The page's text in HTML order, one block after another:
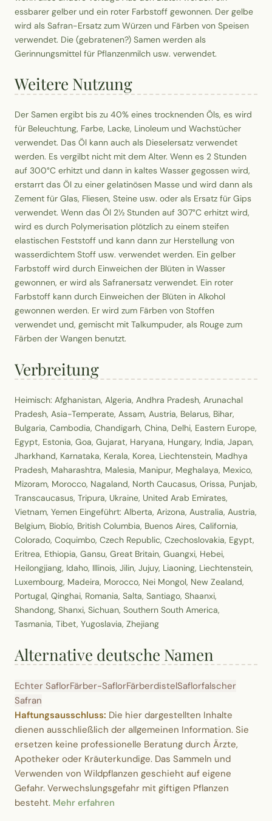
essbarer gelber und ein roter Farbstoff gewonnen. Der gelbe
wird als Safran-Ersatz zum Würzen und Färben von Speisen
verwendet. Die (gebratenen?) Samen werden als
Gerinnungsmittel für Pflanzenmilch usw. verwendet.
Weitere Nutzung
Der Samen ergibt bis zu 40% eines trocknenden Öls, es wird
für Beleuchtung, Farbe, Lacke, Linoleum und Wachstücher
verwendet. Das Öl kann auch als Dieselersatz verwendet
werden. Es vergilbt nicht mit dem Alter. Wenn es 2 Stunden
auf 300°C erhitzt und dann in kaltes Wasser gegossen wird,
erstarrt das Öl zu einer gelatinösen Masse und wird dann als
Zement für Glas, Fliesen, Steine usw. oder als Ersatz für Gips
verwendet. Wenn das Öl 2½ Stunden auf 307°C erhitzt wird,
wird es durch Polymerisation plötzlich zu einem steifen
elastischen Feststoff und kann dann zur Herstellung von
wasserdichtem Stoff usw. verwendet werden. Ein gelber
Farbstoff wird durch Einweichen der Blüten in Wasser
gewonnen, er wird als Safranersatz verwendet. Ein roter
Farbstoff kann durch Einweichen der Blüten in Alkohol
gewonnen werden. Er wird zum Färben von Stoffen
verwendet und, gemischt mit Talkumpuder, als Rouge zum
Färben der Wangen benutzt.
Verbreitung
Heimisch: Afghanistan, Algeria, Andhra Pradesh, Arunachal
Pradesh, Asia-Temperate, Assam, Austria, Belarus, Bihar,
Bulgaria, Cambodia, Chandigarh, China, Delhi, Eastern Europe,
Egypt, Estonia, Goa, Gujarat, Haryana, Hungary, India, Japan,
Jharkhand, Karnataka, Kerala, Korea, Liechtenstein, Madhya
Pradesh, Maharashtra, Malesia, Manipur, Meghalaya, Mexico,
Mizoram, Morocco, Nagaland, North Caucasus, Orissa, Punjab,
Transcaucasus, Tripura, Ukraine, United Arab Emirates,
Vietnam, Yemen Eingeführt: Alberta, Arizona, Australia, Austria,
Belgium, Biobío, British Columbia, Buenos Aires, California,
Colorado, Coquimbo, Czech Republic, Czechoslovakia, Egypt,
Eritrea, Ethiopia, Gansu, Great Britain, Guangxi, Hebei,
Heilongjiang, Idaho, Illinois, Jilin, Jujuy, Liaoning, Liechtenstein,
Luxembourg, Madeira, Morocco, Nei Mongol, New Zealand,
Portugal, Qinghai, Romania, Salta, Santiago, Shaanxi,
Shandong, Shanxi, Sichuan, Southern South America,
Tasmania, Tibet, Yugoslavia, Zhejiang
Alternative deutsche Namen
Echter SaflorFärber-SaflorFärberdistelSaflorfalscher
Safran
Haftungsausschluss: Die hier dargestellten Inhalte
dienen ausschließlich der allgemeinen Information. Sie
ersetzen keine professionelle Beratung durch Ärzte,
Apotheker oder Kräuterkundige. Das Sammeln und
Verwenden von Wildpflanzen geschieht auf eigene
Gefahr. Verwechslungsgefahr mit giftigen Pflanzen
besteht. Mehr erfahren